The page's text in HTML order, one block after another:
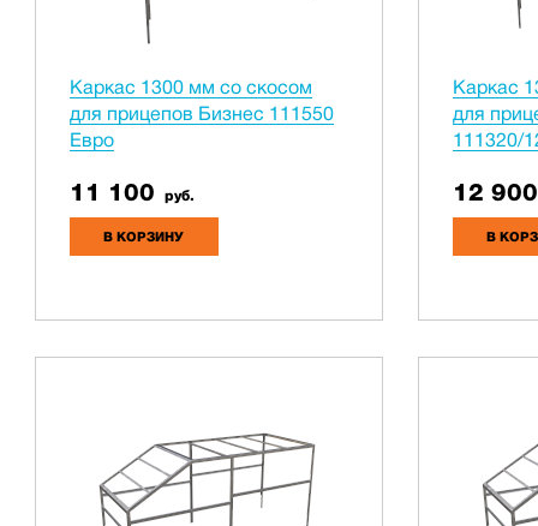
Каркас 1300 мм со скосом
для прицепов Бизнес 111550
Евро
11 100 руб.
В КОРЗИНУ
Каркас
для
111320/
12 900
В